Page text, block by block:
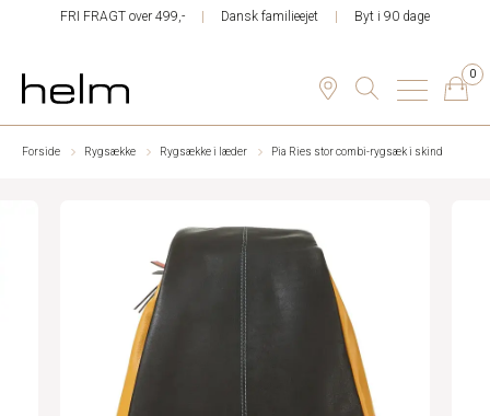
FRI FRAGT over 499,- Dansk familieejet Byt i 90 dage
0
Forside Rygsække Rygsække i læder Pia Ries stor combi-rygsæk i skind